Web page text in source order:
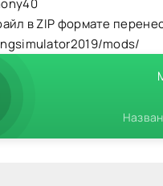
в ZIP формате
mods/